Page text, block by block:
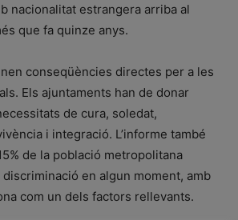
nacionalitat estrangera arriba al
que fa quinze anys.
conseqüències directes per a les
Els ajuntaments han de donar
de cura, soledat,
i integració. L’informe també
de la població metropolitana
en algun moment, amb
com un dels factors rellevants.